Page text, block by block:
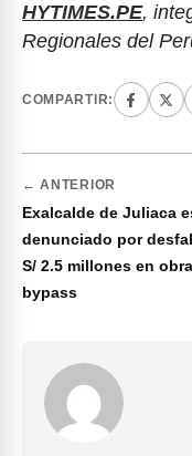
HYTIMES.PE,
Regionales del
COMPARTIR:
← ANTERIOR
Exalcalde de Juliaca
denunciado por
S/ 2.5 millones en
bypass